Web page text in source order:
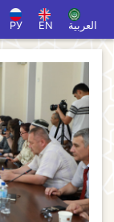
РУ EN العربية